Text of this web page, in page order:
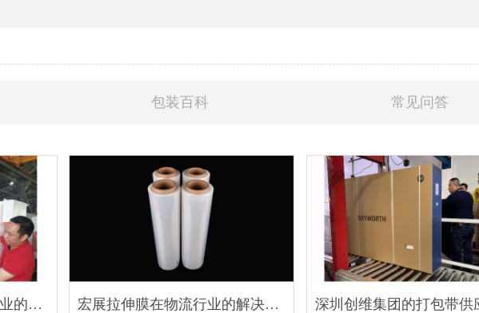
包装百科 常见问答
宏展拉伸膜在五金机械行业的解决方案 宏展拉伸膜在物流行业的解决方案